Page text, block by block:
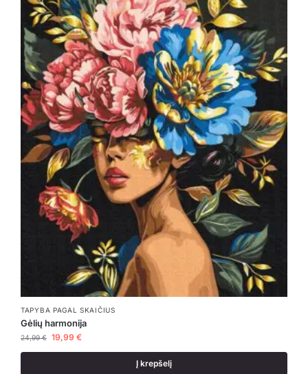
TAPYBA PAGAL SKAIČIUS
Gėlių harmonija
24,99€ 19,99 €
Į krepšelį